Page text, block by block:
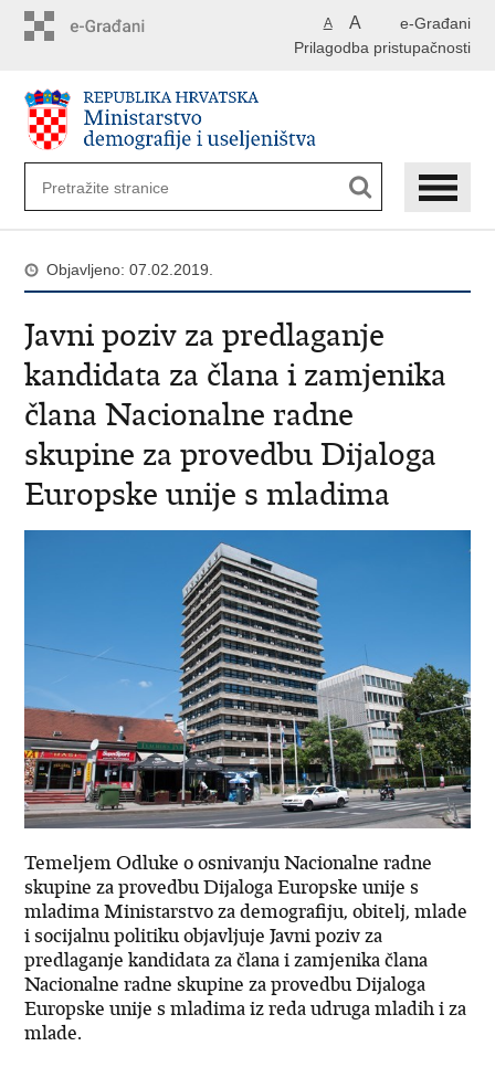
e-Građani
A A
Prilagodba pristupačnosti
Objavljeno: 07.02.2019.
Javni poziv za predlaganje
kandidata za člana i zamjenika
člana Nacionalne radne
skupine za provedbu Dijaloga
Europske unije s mladima
Temeljem Odluke o osnivanju Nacionalne radne
skupine za provedbu Dijaloga Europske unije s
mladima Ministarstvo za demografiju, obitelj, mlade
i socijalnu politiku objavljuje Javni poziv za
predlaganje kandidata za člana i zamjenika člana
Nacionalne radne skupine za provedbu Dijaloga
Europske unije s mladima iz reda udruga mladih i za
mlade.